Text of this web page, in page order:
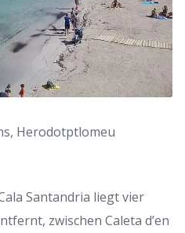
Herodotptlomeu
Santandria liegt vier
zwischen Caleta d’en